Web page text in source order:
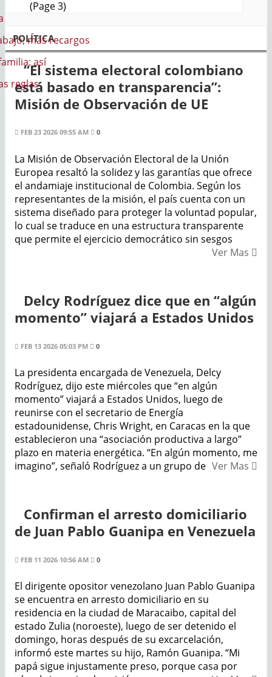
más recargos
así
reglas
(Page 3)
POLÍTICA
“El sistema electoral colombiano
está basado en transparencia”:
Misión de Observación de UE
FEB 23 2026 09:55 AM 0
La Misión de Observación Electoral de la Unión
Europea resaltó la solidez y las garantías que ofrece
el andamiaje institucional de Colombia. Según los
representantes de la misión, el país cuenta con un
sistema diseñado para proteger la voluntad popular,
lo cual se traduce en una estructura transparente
que permite el ejercicio democrático sin sesgos
Ver Mas
Delcy Rodríguez dice que en “algún
momento” viajará a Estados Unidos
FEB 13 2026 05:03 PM 0
La presidenta encargada de Venezuela, Delcy
Rodríguez, dijo este miércoles que “en algún
momento” viajará a Estados Unidos, luego de
reunirse con el secretario de Energía
estadounidense, Chris Wright, en Caracas en la que
establecieron una “asociación productiva a largo”
plazo en materia energética. “En algún momento, me
imagino”, señaló Rodríguez a un grupo de Ver Mas
Confirman el arresto domiciliario
de Juan Pablo Guanipa en Venezuela
FEB 11 2026 10:56 AM 0
El dirigente opositor venezolano Juan Pablo Guanipa
se encuentra en arresto domiciliario en su
residencia en la ciudad de Maracaibo, capital del
estado Zulia (noroeste), luego de ser detenido el
domingo, horas después de su excarcelación,
informó este martes su hijo, Ramón Guanipa. “Mi
papá sigue injustamente preso, porque casa por